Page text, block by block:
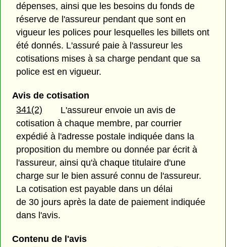
dépenses, ainsi que les besoins du fonds de
réserve de l'assureur pendant que sont en
vigueur les polices pour lesquelles les billets ont
été donnés. L'assuré paie à l'assureur les
cotisations mises à sa charge pendant que sa
police est en vigueur.
Avis de cotisation
341(2)
L'assureur envoie un avis de
cotisation à chaque membre, par courrier
expédié à l'adresse postale indiquée dans la
proposition du membre ou donnée par écrit à
l'assureur, ainsi qu'à chaque titulaire d'une
charge sur le bien assuré connu de l'assureur.
La cotisation est payable dans un délai
de 30 jours après la date de paiement indiquée
dans l'avis.
Contenu de l'avis